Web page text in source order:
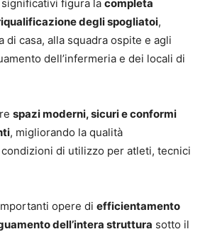
figura la completa
degli spogliatoi,
di casa, alla squadra ospite e agli
dell’infermeria e dei locali di
spazi moderni, sicuri e conformi
, migliorando la qualità
condizioni di utilizzo per atleti, tecnici
opere di efficientamento
dell’intera struttura sotto il